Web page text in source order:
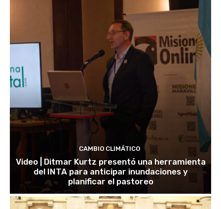
CAMBIO CLIMÁTICO
Video | Ditmar Kurtz presentó una herramienta
del INTA para anticipar inundaciones y
planificar el pastoreo